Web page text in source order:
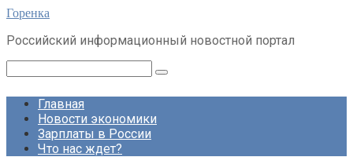
Перейти
контенту
Горенка
Российский информационный новостной портал
Главная
Новости экономики
Зарплаты в России
Что нас ждет?